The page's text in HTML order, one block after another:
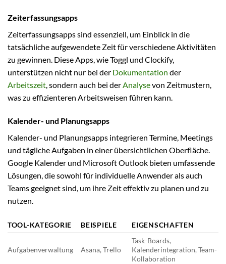
Zeiterfassungsapps
Zeiterfassungsapps sind essenziell, um Einblick in die
tatsächliche aufgewendete Zeit für verschiedene Aktivitäten
zu gewinnen. Diese Apps, wie Toggl und Clockify,
unterstützen nicht nur bei der Dokumentation der
Arbeitszeit, sondern auch bei derAnalysevon Zeitmustern,
was zu effizienteren Arbeitsweisen führen kann.
Kalender- und Planungsapps
Kalender- und Planungsapps integrieren Termine, Meetings
und tägliche Aufgaben in einer übersichtlichen Oberfläche.
Google Kalender und Microsoft Outlook bieten umfassende
Lösungen, die sowohl für individuelle Anwender als auch
Teams geeignet sind, um ihre Zeit effektiv zu planen und zu
nutzen.
TOOL-KATEGORIE BEISPIELE EIGENSCHAFTEN
Aufgabenverwaltung Asana, Trello
Task-Boards,
Kalenderintegration, Team-
Kollaboration